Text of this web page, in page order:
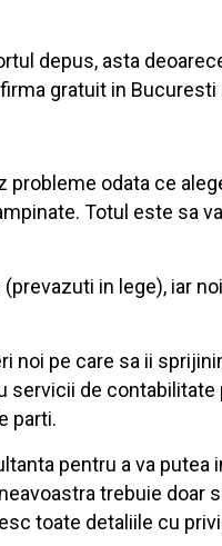
depus, asta
gratuit in
odata ce
Totul este sa
in lege), iar
pe care sa ii
de
parti.
pentru a va
trebuie
toate detaliile cu